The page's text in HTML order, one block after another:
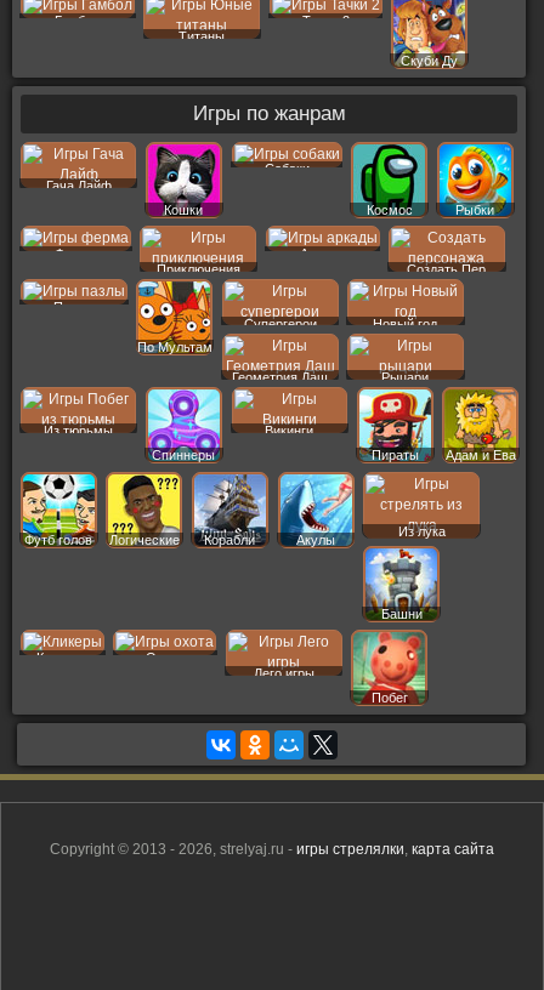
Гамбол
Титаны
Тачки 2
Скуби Ду
Игры по жанрам
Гача Лайф
Кошки
Собаки
Космос Рыбки
Ферма
Приключения
Аркады
Создать Пер
Пазлы
По Мультам
Супергерои Новый год
Геометрия Даш Рыцари
Из тюрьмы
Спиннеры
Викинги
Пираты
Адам и Ева
Футб голов Логические Корабли Акулы
Из лука
Башни
Кликеры
Охота
Лего игры
Побег
Copyright © 2013 - 2026, strelyaj.ru - игры стрелялки, карта сайта